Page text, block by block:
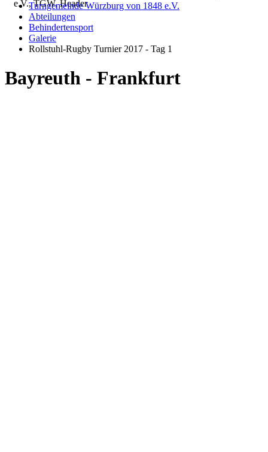
Turngemeinde Würzburg von 1848 e.V.
Abteilungen
Behindertensport
Galerie
Rollstuhl-Rugby Turnier 2017 - Tag 1
Bayreuth - Frankfurt